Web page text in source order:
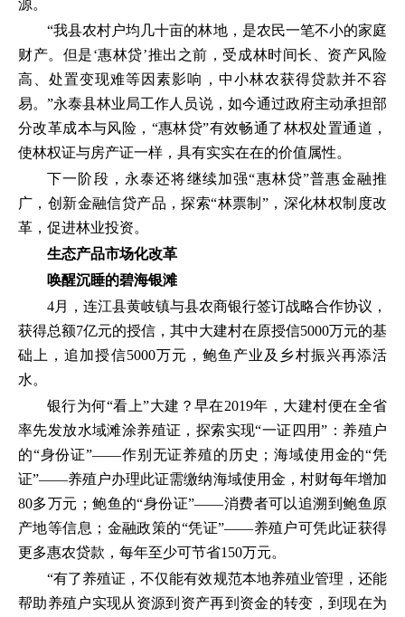
源。
“我县农村户均几十亩的林地，是农民一笔不小的家庭
财产。但是‘惠林贷’推出之前，受成林时间长、资产风险
高、处置变现难等因素影响，中小林农获得贷款并不容
易。”永泰县林业局工作人员说，如今通过政府主动承担部
分改革成本与风险，“惠林贷”有效畅通了林权处置通道，
使林权证与房产证一样，具有实实在在的价值属性。
下一阶段，永泰还将继续加强“惠林贷”普惠金融推
广，创新金融信贷产品，探索“林票制”，深化林权制度改
革，促进林业投资。
生态产品市场化改革
唤醒沉睡的碧海银滩
4月，连江县黄岐镇与县农商银行签订战略合作协议，
获得总额7亿元的授信，其中大建村在原授信5000万元的基
础上，追加授信5000万元，鲍鱼产业及乡村振兴再添活
水。
银行为何“看上”大建？早在2019年，大建村便在全省
率先发放水域滩涂养殖证，探索实现“一证四用”：养殖户
的“身份证”——作别无证养殖的历史；海域使用金的“凭
证”——养殖户办理此证需缴纳海域使用金，村财每年增加
80多万元；鲍鱼的“身份证”——消费者可以追溯到鲍鱼原
产地等信息；金融政策的“凭证”——养殖户可凭此证获得
更多惠农贷款，每年至少可节省150万元。
“有了养殖证，不仅能有效规范本地养殖业管理，还能
帮助养殖户实现从资源到资产再到资金的转变，到现在为